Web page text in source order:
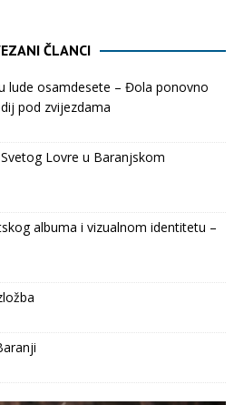
ČLANCI
lude osamdesete – Đola ponovno
pod zvijezdama
Lovre u Baranjskom
albuma i vizualnom identitetu –